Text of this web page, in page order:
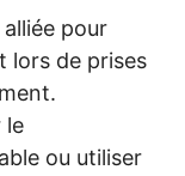
pour
lors de prises
le
ou utiliser